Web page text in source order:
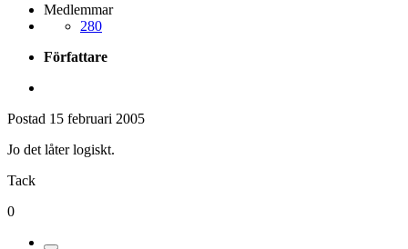
Medlemmar
280
Författare
Postad 15 februari 2005
Jo det låter logiskt.
Tack
0